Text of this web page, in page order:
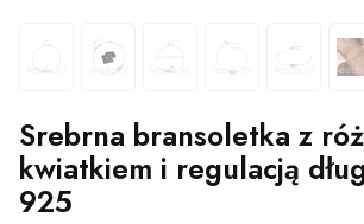
Srebrna bransoletka z
kwiatkiem i regulacją
925